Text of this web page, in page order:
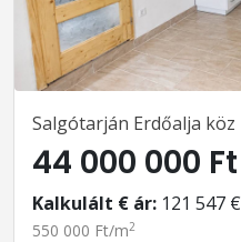
Salgótarján Erdőalja köz
44 000 000 Ft
Kalkulált € ár: 121 547 €
550 000 Ft/m2